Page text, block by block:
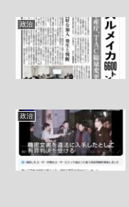
政治
政治